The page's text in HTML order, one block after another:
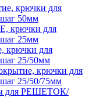
крючки для
50мм
для
25мм
крючки для
25/50мм
крючки для
25/50/75мм
для РЕШЕТОК/